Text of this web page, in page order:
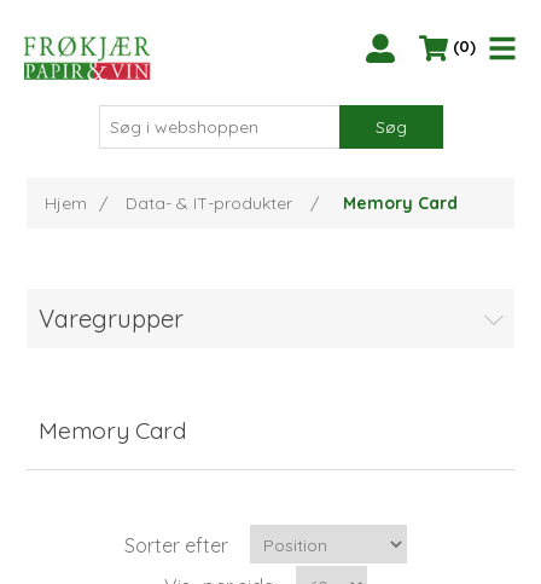
(0)
Søg
Hjem / Data- & IT-produkter / Memory Card
Varegrupper
Memory Card
Sorter efter